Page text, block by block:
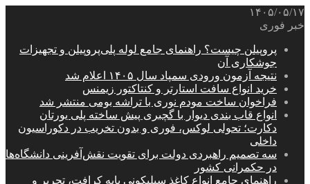
۱۴۰۵/۰۵/۱۷
خبر فوری
پروپیلن چیست؟ راهنمای جامع لوله پلی‌پروپیلن و تجهیزات
جوشکاری آن
نتیجه آزمون ورودی سمپاد سال ۱۴۰۵ اعلام شد
خرید انواع سافت استارتر و کنتاکتور زیمنس
فراخوان ساخت مودم نوری با تراشه بومی منتشر شد
انواع قاب بندی دیوار با گچبری پیش ساخته پلی یورتان
دکارت؛ تحولی لوکس، فوری و بدون تخریب در دکوراسیون
داخلی
سه تصمیم راهبردی دولت برای تقویت نقش‌آفرینی دانشگاه‌ها
در حکمرانی کشور
راهنمای جامع انواع کاغذ سیلیکونی پایه کرافت، تحریر و